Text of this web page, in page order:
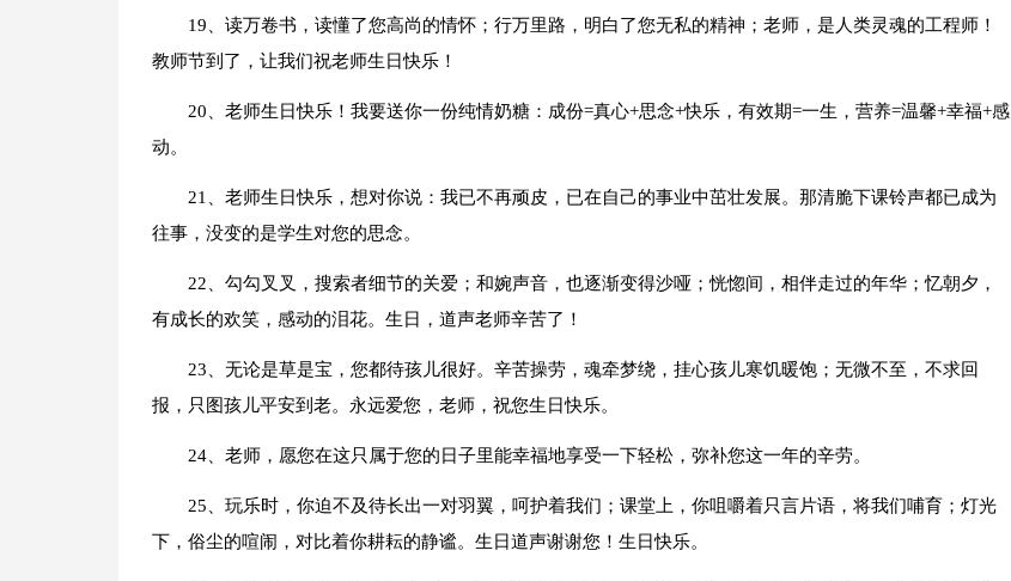
19、读万卷书，读懂了您高尚的情怀；行万里路，明白了您无私的精神；老师，是人类灵魂的工程师！
教师节到了，让我们祝老师生日快乐！
20、老师生日快乐！我要送你一份纯情奶糖：成份=真心+思念+快乐，有效期=一生，营养=温馨+幸福+感
动。
21、老师生日快乐，想对你说：我已不再顽皮，已在自己的事业中茁壮发展。那清脆下课铃声都已成为
往事，没变的是学生对您的思念。
22、勾勾叉叉，搜索者细节的关爱；和婉声音，也逐渐变得沙哑；恍惚间，相伴走过的年华；忆朝夕，
有成长的欢笑，感动的泪花。生日，道声老师辛苦了！
23、无论是草是宝，您都待孩儿很好。辛苦操劳，魂牵梦绕，挂心孩儿寒饥暖饱；无微不至，不求回
报，只图孩儿平安到老。永远爱您，老师，祝您生日快乐。
24、老师，愿您在这只属于您的日子里能幸福地享受一下轻松，弥补您这一年的辛劳。
25、玩乐时，你迫不及待长出一对羽翼，呵护着我们；课堂上，你咀嚼着只言片语，将我们哺育；灯光
下，俗尘的喧闹，对比着你耕耘的静谧。生日道声谢谢您！生日快乐。